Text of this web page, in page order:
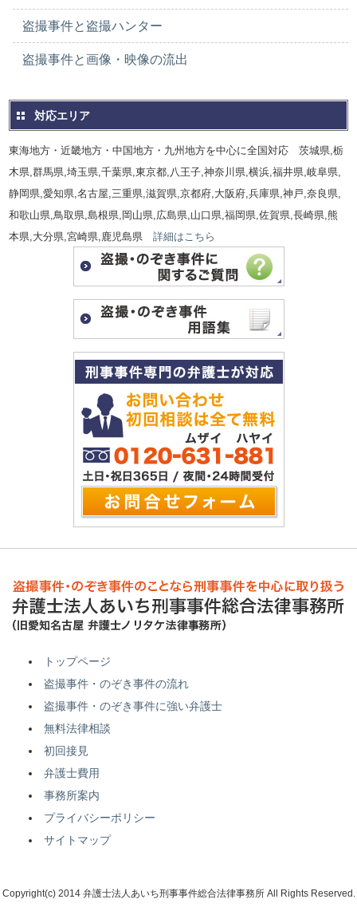
盗撮事件と盗撮ハンター
盗撮事件と画像・映像の流出
対応エリア
東海地方・近畿地方・中国地方・九州地方を中心に全国対応 茨城県,栃
木県,群馬県,埼玉県,千葉県,東京都,八王子,神奈川県,横浜,福井県,岐阜県,
静岡県,愛知県,名古屋,三重県,滋賀県,京都府,大阪府,兵庫県,神戸,奈良県,
和歌山県,鳥取県,島根県,岡山県,広島県,山口県,福岡県,佐賀県,長崎県,熊
本県,大分県,宮崎県,鹿児島県詳細はこちら
トップページ
盗撮事件・のぞき事件の流れ
盗撮事件・のぞき事件に強い弁護士
無料法律相談
初回接見
弁護士費用
事務所案内
プライバシーポリシー
サイトマップ
Copyright(c) 2014 弁護士法人あいち刑事事件総合法律事務所 All Rights Reserved.